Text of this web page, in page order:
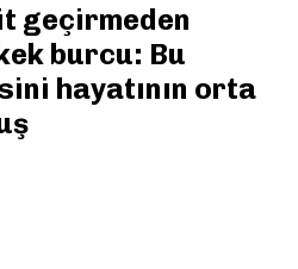
geçirmeden
burcu: Bu
hayatının orta